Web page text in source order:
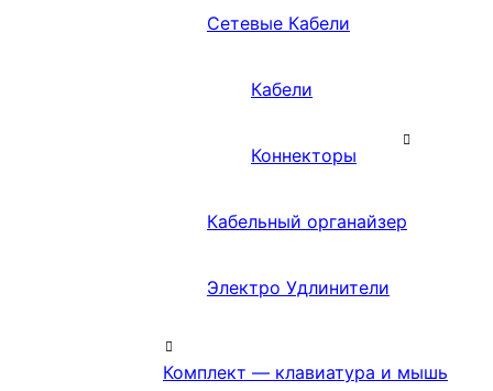
Сетевые Кабели
Кабели
Коннекторы
Кабельный органайзер
Электро Удлинители
Комплект — клавиатура и мышь